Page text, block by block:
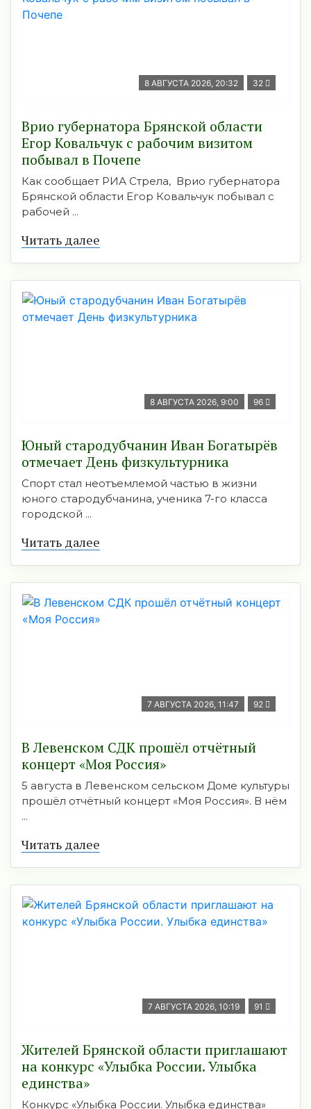
8 АВГУСТА 2026, 20:32 32
Врио губернатора Брянской области
Егор Ковальчук с рабочим визитом
побывал в Почепе
Как сообщает РИА Стрела, Врио губернатора
Брянской области Егор Ковальчук побывал с
рабочей ...
Читать далее
8 АВГУСТА 2026, 9:00 96
Юный стародубчанин Иван Богатырёв
отмечает День физкультурника
Спорт стал неотъемлемой частью в жизни
юного стародубчанина, ученика 7-го класса
городской ...
Читать далее
7 АВГУСТА 2026, 11:47 92
В Левенском СДК прошёл отчётный
концерт «Моя Россия»
5 августа в Левенском сельском Доме культуры
прошёл отчётный концерт «Моя Россия». В нём
...
Читать далее
7 АВГУСТА 2026, 10:19 91
Жителей Брянской области приглашают
на конкурс «Улыбка России. Улыбка
единства»
Конкурс «Улыбка России. Улыбка единства»